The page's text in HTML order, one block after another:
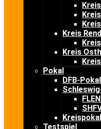
Kreis
Kreis
Pokal
DFB-Pokal
Kreispokal
Testspiel